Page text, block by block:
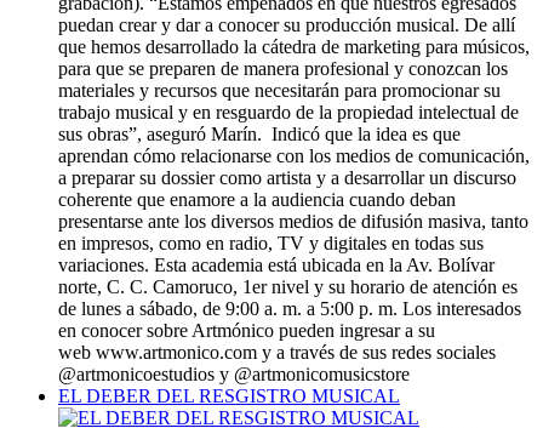
puedan crear y dar a conocer su producción musical. De allí
que hemos desarrollado la cátedra de marketing para músicos,
para que se preparen de manera profesional y conozcan los
materiales y recursos que necesitarán para promocionar su
trabajo musical y en resguardo de la propiedad intelectual de
sus obras”, aseguró Marín. Indicó que la idea es que
aprendan cómo relacionarse con los medios de comunicación,
a preparar su dossier como artista y a desarrollar un discurso
coherente que enamore a la audiencia cuando deban
presentarse ante los diversos medios de difusión masiva, tanto
en impresos, como en radio, TV y digitales en todas sus
variaciones. Esta academia está ubicada en la Av. Bolívar
norte, C. C. Camoruco, 1er nivel y su horario de atención es
de lunes a sábado, de 9:00 a. m. a 5:00 p. m. Los interesados
en conocer sobre Artmónico pueden ingresar a su
web www.artmonico.com y a través de sus redes sociales
@artmonicoestudios y @artmonicomusicstore
EL DEBER DEL RESGISTRO MUSICAL